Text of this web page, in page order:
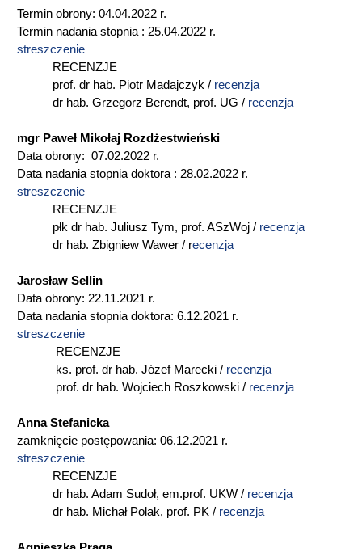
Termin obrony: 04.04.2022 r.
Termin nadania stopnia : 25.04.2022 r.
streszczenie
RECENZJE
prof. dr hab. Piotr Madajczyk / recenzja
dr hab. Grzegorz Berendt, prof. UG / recenzja
mgr Paweł Mikołaj Rozdżestwieński
Data obrony: 07.02.2022 r.
Data nadania stopnia doktora : 28.02.2022 r.
streszczenie
RECENZJE
płk dr hab. Juliusz Tym, prof. ASzWoj / recenzja
dr hab. Zbigniew Wawer / recenzja
Jarosław Sellin
Data obrony: 22.11.2021 r.
Data nadania stopnia doktora: 6.12.2021 r.
streszczenie
RECENZJE
ks. prof. dr hab. Józef Marecki / recenzja
prof. dr hab. Wojciech Roszkowski / recenzja
Anna Stefanicka
zamknięcie postępowania: 06.12.2021 r.
streszczenie
RECENZJE
dr hab. Adam Sudoł, em.prof. UKW / recenzja
dr hab. Michał Polak, prof. PK / recenzja